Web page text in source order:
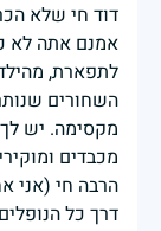
דוד חי שלא
אמנם אתה לא
לתפארת,
השחורים
מקסימה. יש לך
מכבדים
הרבה חי (אני
דרך כל